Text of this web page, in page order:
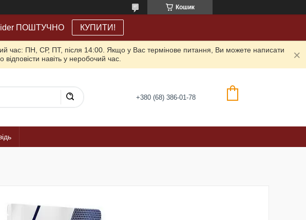
Кошик
ПОШТУЧНО КУПИТИ!
час: ПН, СР, ПТ, після 14:00. Якщо у Вас термінове питання, Ви можете написати
навіть у неробочий час.
+380 (68) 386-01-78